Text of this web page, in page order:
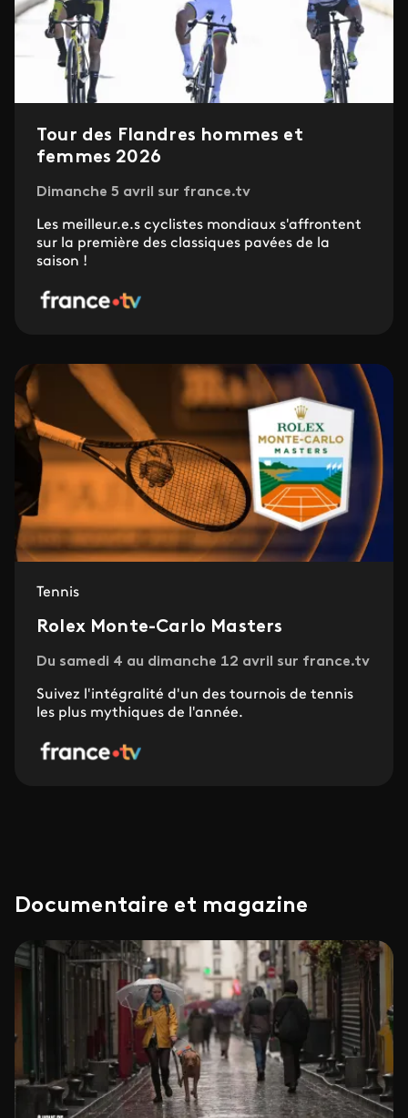
Tour des Flandres hommes et
femmes 2026
Dimanche 5 avril sur france.tv
Les meilleur.e.s cyclistes mondiaux s'affrontent
sur la première des classiques pavées de la
saison !
Tennis
Rolex Monte-Carlo Masters
Du samedi 4 au dimanche 12 avril sur france.tv
Suivez l'intégralité d'un des tournois de tennis
les plus mythiques de l'année.
Documentaire et magazine